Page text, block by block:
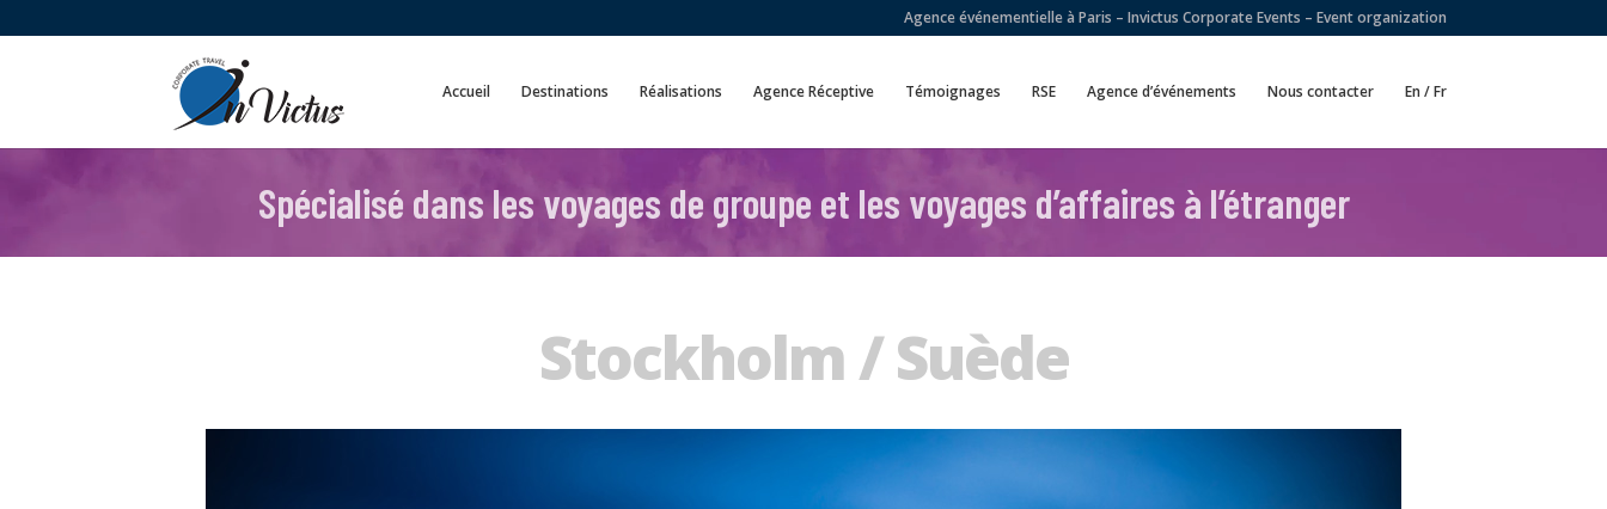
Agence événementielle à Paris – Invictus Corporate Events – Event organization
Accueil Destinations Réalisations Agence Réceptive Témoignages RSE Agence d’événements Nous contacter En / Fr
Spécialisé dans les voyages de groupe et les voyages d’affaires à l’étranger
Stockholm / Suède